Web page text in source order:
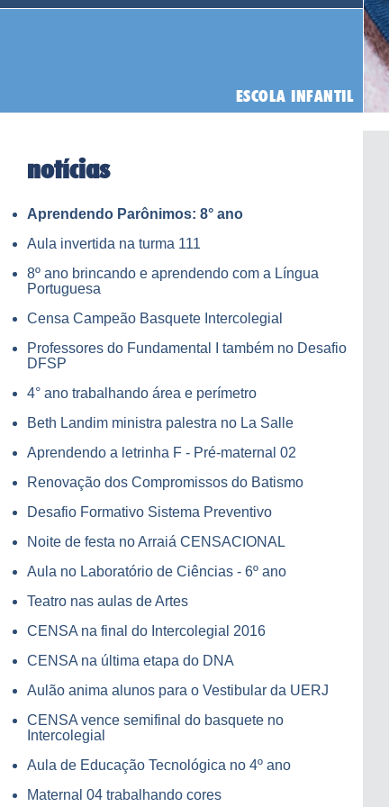
notícias
Aprendendo Parônimos: 8° ano
Aula invertida na turma 111
8º ano brincando e aprendendo com a Língua
Portuguesa
Censa Campeão Basquete Intercolegial
Professores do Fundamental I também no Desafio
DFSP
4° ano trabalhando área e perímetro
Beth Landim ministra palestra no La Salle
Aprendendo a letrinha F - Pré-maternal 02
Renovação dos Compromissos do Batismo
Desafio Formativo Sistema Preventivo
Noite de festa no Arraiá CENSACIONAL
Aula no Laboratório de Ciências - 6º ano
Teatro nas aulas de Artes
CENSA na final do Intercolegial 2016
CENSA na última etapa do DNA
Aulão anima alunos para o Vestibular da UERJ
CENSA vence semifinal do basquete no
Intercolegial
Aula de Educação Tecnológica no 4º ano
Maternal 04 trabalhando cores